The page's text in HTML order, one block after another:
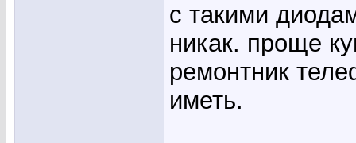
с такими
никак. проще
ремонтник
иметь.